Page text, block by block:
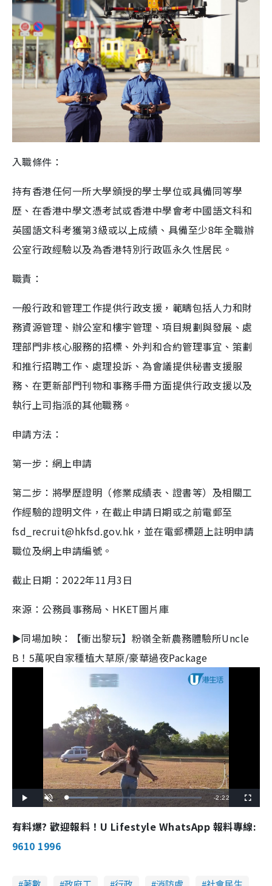
入職條件：
持有香港任何一所大學頒授的學士學位或具備同等學
歷、在香港中學文憑考試或香港中學會考中國語文科和
英國語文科考獲第3級或以上成績、具備至少8年全職辦
公室行政經驗以及為香港特別行政區永久性居民。
職責：
一般行政和管理工作提供行政支援，範疇包括人力和財
務資源管理、辦公室和樓宇管理、項目規劃與發展、處
理部門非核心服務的招標、外判和合約管理事宜、策劃
和推行招聘工作、處理投訴、為會議提供秘書支援服
務、在更新部門刊物和事務手冊方面提供行政支援以及
執行上司指派的其他職務。
申請方法：
第一步：網上申請
第二步：將學歷證明（修業成績表、證書等）及相關工
作經驗的證明文件，在截止申請日期或之前電郵至
fsd_recruit@hkfsd.gov.hk ，並在電郵標題上註明申請
職位及網上申請編號。
截止日期：2022年11月3日
來源：公務員事務局、HKET圖片庫
►同場加映：【衝出黎玩】粉嶺全新農務體驗所Uncle
B！5萬呎自家種植大草原/豪華過夜Package
l
n
t
e
L
e
d
R
-2:22
u
s
c
有料爆? 歡迎報料！U Lifestyle WhatsApp 報料專線:
9610 1996